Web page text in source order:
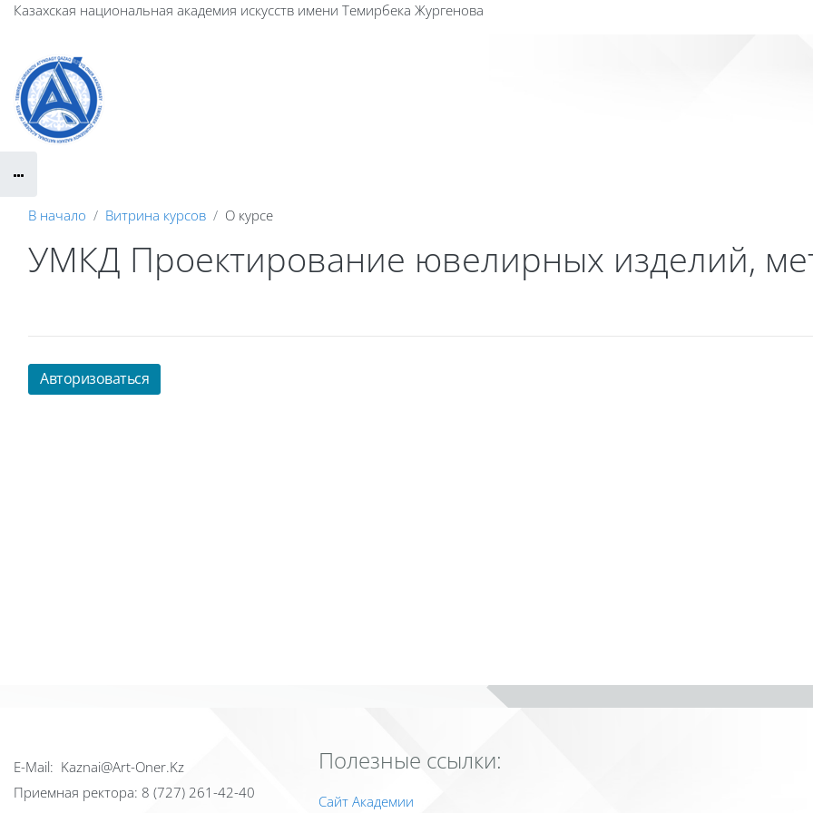
Перейти к основному содержанию
Казахская национальная академия искусств имени Темирбека Жургенова
В начало Витрина курсов О курсе
УМКД Проектирование ювелирных изделий,
Авторизоваться
Е-Mail: Kaznai@Art-Oner.Kz
Приемная ректора: 8 (727) 261-42-40
Полезные ссылки:
Сайт Академии